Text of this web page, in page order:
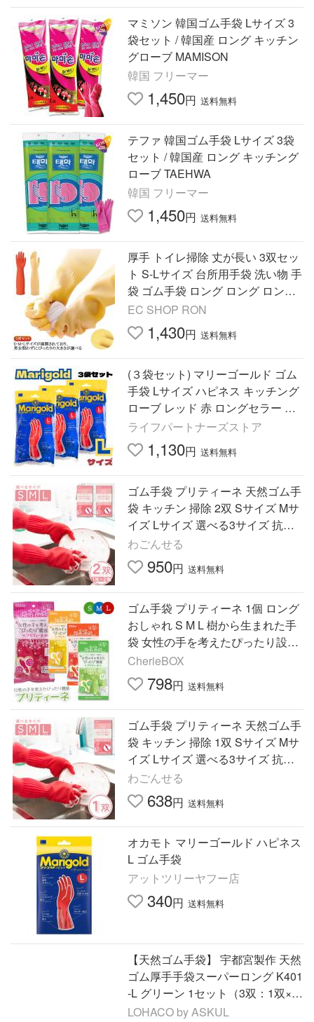
マミソン 韓国ゴム手袋 Lサイズ 3
袋セット / 韓国産 ロング キッチン
グローブ MAMISON
韓国 フリーマー
1,450円 送料無料
テファ 韓国ゴム手袋 Lサイズ 3袋
セット / 韓国産 ロング キッチング
ローブ TAEHWA
韓国 フリーマー
1,450円 送料無料
厚手 トイレ掃除 丈が長い 3双セッ
ト S-Lサイズ 台所用手袋 洗い物 手
袋 ゴム手袋 ロング ロング ロング
スリーブ 洗車 食器洗い手袋 手荒
れ防
EC SHOP RON
1,430円 送料無料
(３袋セット) マリーゴールド ゴム
手袋 Lサイズ ハピネス キッチング
ローブ レッド 赤 ロングセラー 手
袋 天然ゴム Marigold オカモト L 3
双
ライフパートナーズストア
1,130円 送料無料
ゴム手袋 プリティーネ 天然ゴム手
袋 キッチン 掃除 2双 Sサイズ Mサ
イズ Lサイズ 選べる3サイズ 抗菌
加工 サステナブル素材
わごんせる
950円 送料無料
ゴム手袋 プリティーネ 1個 ロング
おしゃれ S M L 樹から生まれた手
袋 女性の手を考えたぴったり設計
ダンロップ ホームプロダクツ かわ
いい キッチン ゴム …
CherieBOX
798円 送料無料
ゴム手袋 プリティーネ 天然ゴム手
袋 キッチン 掃除 1双 Sサイズ Mサ
イズ Lサイズ 選べる3サイズ 抗菌
加工 サステナブル素材 爆買
わごんせる
638円 送料無料
オカモト マリーゴールド ハピネス
L ゴム手袋
アットツリーヤフー店
340円 送料無料
【天然ゴム手袋】 宇都宮製作 天然
ゴム厚手手袋スーパーロング K401
-L グリーン 1セット（3双：1双×
3）
LOHACO by ASKUL